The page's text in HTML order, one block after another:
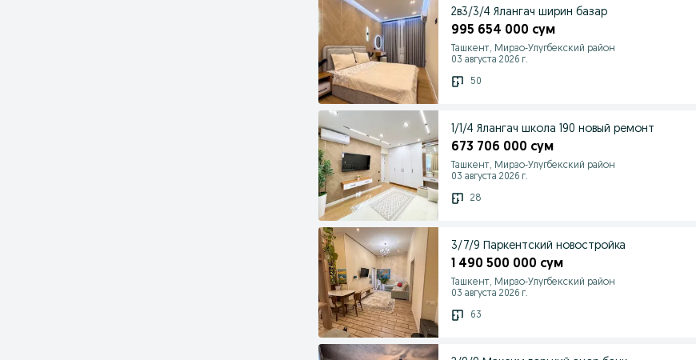
2в3/3/4 Ялангач ширин базар
995 654 000 сум
Ташкент, Мирзо-Улугбекский район
03 августа 2026 г.
50
1/1/4 Ялангач школа 190 новый ремонт
673 706 000 сум
Ташкент, Мирзо-Улугбекский район
03 августа 2026 г.
28
3/7/9 Паркентский новостройка
1 490 500 000 сум
Ташкент, Мирзо-Улугбекский район
03 августа 2026 г.
63